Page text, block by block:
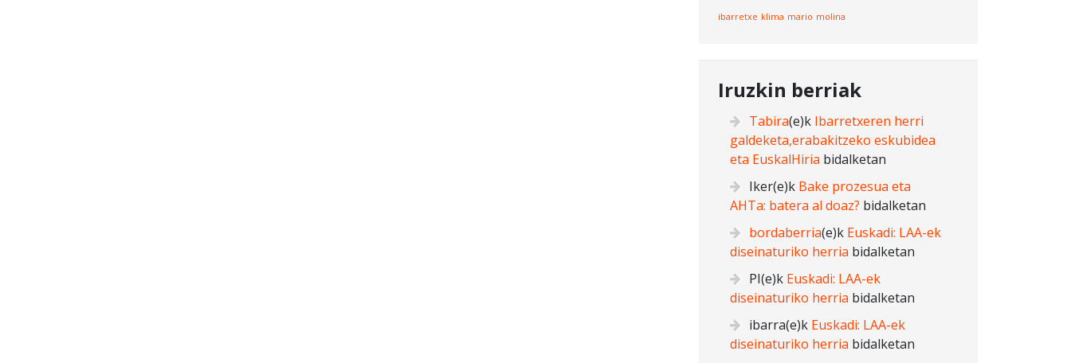
ibarretxe klima mario molina
Iruzkin berriak
Tabira(e)k Ibarretxeren herri
galdeketa,erabakitzeko eskubidea
eta EuskalHiria bidalketan
Iker(e)k Bake prozesua eta
AHTa: batera al doaz? bidalketan
bordaberria(e)k Euskadi: LAA-ek
diseinaturiko herria bidalketan
PI(e)k Euskadi: LAA-ek
diseinaturiko herria bidalketan
ibarra(e)k Euskadi: LAA-ek
diseinaturiko herria bidalketan